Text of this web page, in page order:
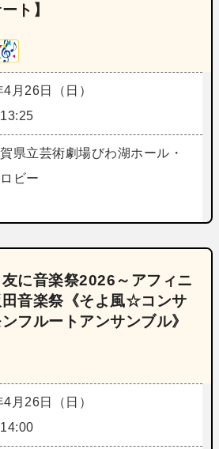
ト】
月26日（日）
県立芸術劇場びわ湖ホール・
ビー
に音楽祭2026～アフィニ
音楽祭《そよ風☆コンサ
フルートアンサンブル》
月26日（日）